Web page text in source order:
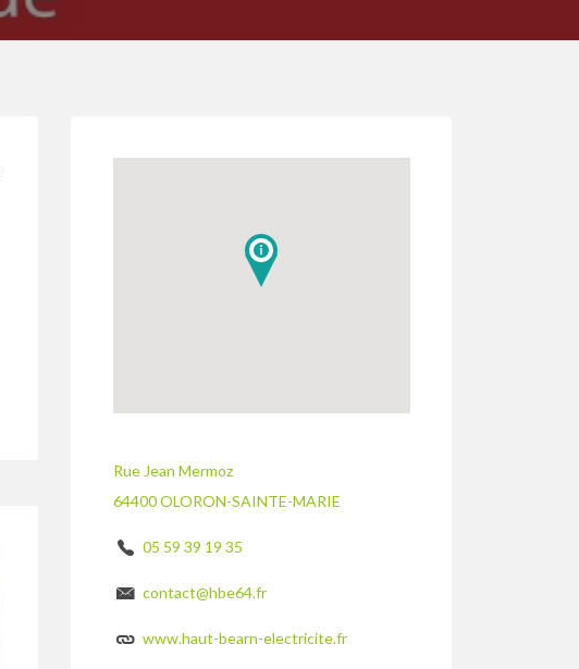
Rue Jean Mermoz
64400 OLORON-SAINTE-MARIE
05 59 39 19 35
contact@hbe64.fr
www.haut-bearn-electricite.fr